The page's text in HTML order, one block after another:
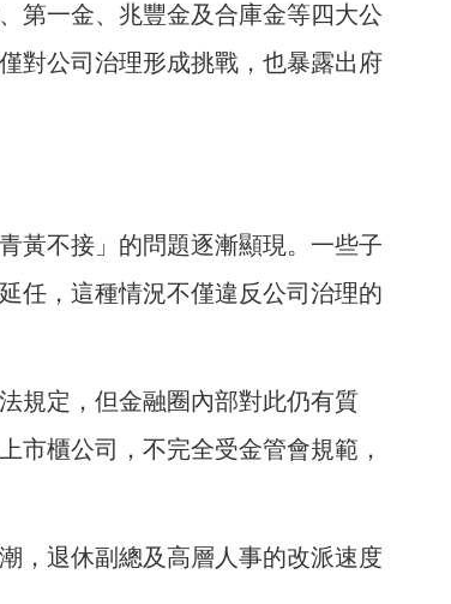
第一金、兆豐金及合庫金等四大公
對公司治理形成挑戰，也暴露出府
黃不接」的問題逐漸顯現。一些子
任，這種情況不僅違反公司治理的
規定，但金融圈內部對此仍有質
市櫃公司，不完全受金管會規範，
，退休副總及高層人事的改派速度